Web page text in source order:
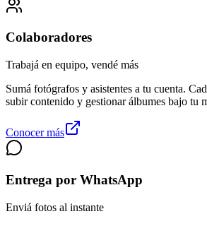
Colaboradores
Trabajá en equipo, vendé más
Sumá fotógrafos y asistentes a tu cuenta.
subir contenido y gestionar álbumes bajo tu
Conocer más
Entrega por WhatsApp
Enviá fotos al instante